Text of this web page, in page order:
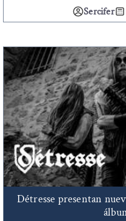
Sercifer
Détresse presentan